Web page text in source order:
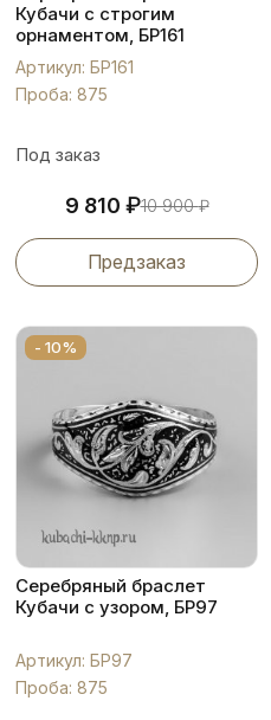
Кубачи с строгим
орнаментом, БР161
Артикул: БР161
Проба: 875
Под заказ
9 810 ₽10 900₽
Предзаказ
- 10%
Серебряный браслет
Кубачи с узором, БР97
Артикул: БР97
Проба: 875